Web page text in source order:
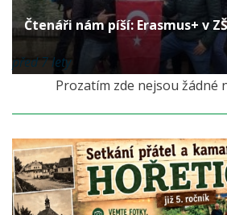
Čtenáři nám píší: Erasmus+ v
před 7 lety
Prozatím zde nejsou žádné